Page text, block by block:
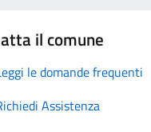
il comune
le domande frequenti
Assistenza